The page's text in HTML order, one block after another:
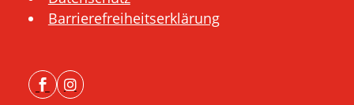
Barrierefreiheitserklärung
 